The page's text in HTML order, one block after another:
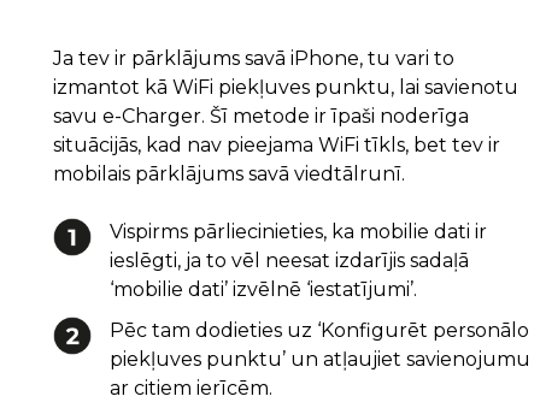
Ja tev ir pārklājums savā iPhone, tu vari to
izmantot kā WiFi piekļuves punktu, lai savienotu
savu e-Charger. Šī metode ir īpaši noderīga
situācijās, kad nav pieejama WiFi tīkls, bet tev ir
mobilais pārklājums savā viedtālrunī.
Vispirms pārliecinieties, ka mobilie dati ir
ieslēgti, ja to vēl neesat izdarījis sadaļā
‘mobilie dati’ izvēlnē ‘iestatījumi’.
Pēc tam dodieties uz ‘Konfigurēt personālo
piekļuves punktu’ un atļaujiet savienojumu
ar citiem ierīcēm.